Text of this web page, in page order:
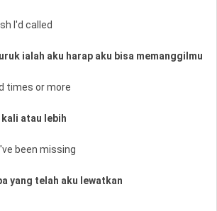
I'd called
ialah aku harap aku bisa memanggilmu
times or more
atau lebih
been missing
yang telah aku lewatkan